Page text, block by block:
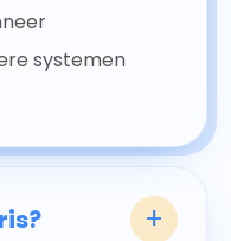
systemen
+